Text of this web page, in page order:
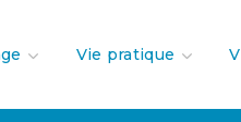
Vie pratique